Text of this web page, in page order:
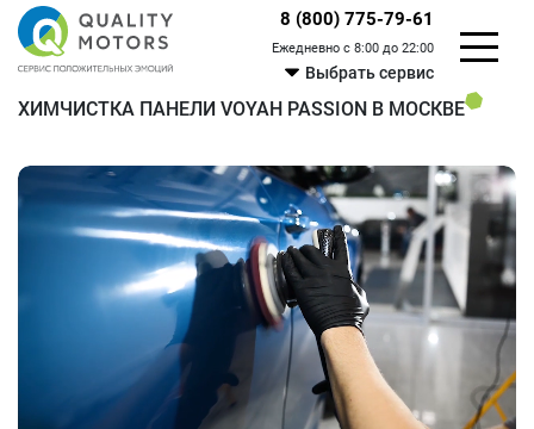
8 (800) 775-79-61
Ежедневно с 8:00 до 22:00
Выбрать сервис
ХИМЧИСТКА ПАНЕЛИ VOYAH PASSION В МОСКВЕ